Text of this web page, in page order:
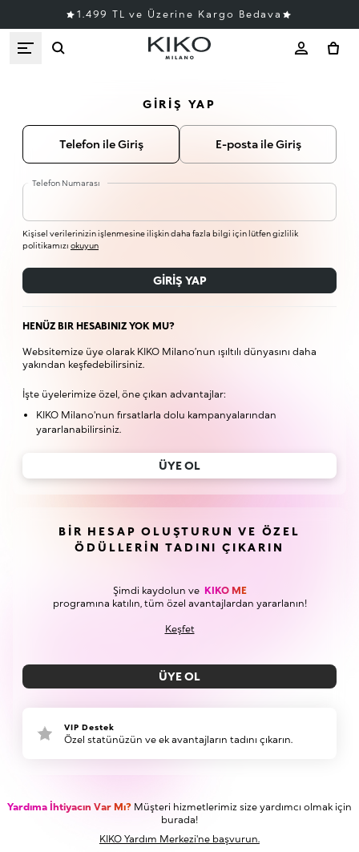
1.499 TL ve Üzerine Kargo Bedava
GIRIŞ YAP
Telefon ile Giriş E-posta ile Giriş
Telefon Numarası
Kişisel verilerinizin işlenmesine ilişkin daha fazla bilgi için lütfen gizlilik
politikamızı okuyun
GIRIŞ YAP
HENÜZ BIR HESABINIZ YOK MU?
Websitemize üye olarak KIKO Milano’nun ışıltılı dünyasını daha
yakından keşfedebilirsiniz.
İşte üyelerimize özel, öne çıkan advantajlar:
KIKO Milano'nun fırsatlarla dolu kampanyalarından
yararlanabilirsiniz.
ÜYE OL
BIR HESAP OLUŞTURUN VE ÖZEL
ÖDÜLLERIN TADINI ÇIKARIN
Şimdi kaydolun ve KIKO ME
programına katılın, tüm özel avantajlardan yararlanın!
Keşfet
ÜYE OL
VIP Destek
Özel statünüzün ve ek avantajların tadını çıkarın.
Yardıma İhtiyacın Var Mı? Müşteri hizmetlerimiz size yardımcı olmak için
burada!
KIKO Yardım Merkezi'ne başvurun.